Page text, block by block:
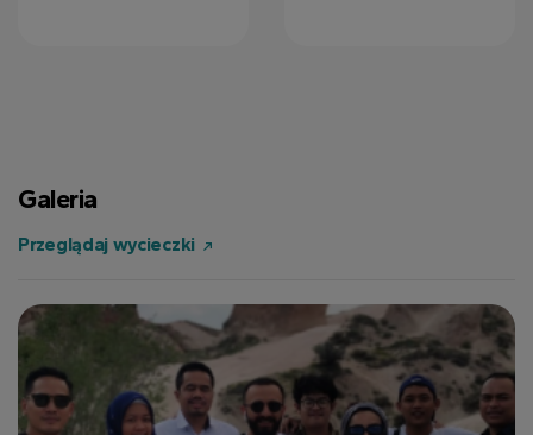
Galeria
Przeglądaj wycieczki